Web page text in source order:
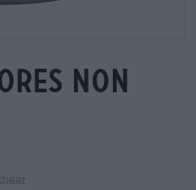
non